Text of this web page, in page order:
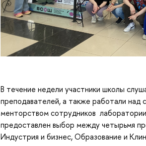
В течение недели участники школы
преподавателей, а также работали над
менторством сотрудников
предоставлен выбор между четырьмя
Индустрия и бизнес, Образование и